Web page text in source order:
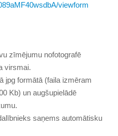
viewform
zīmējumu nofotografē
virsmai.
jpg formātā (faila izmēram
Kb) un augšupielādē
saņems automātisku